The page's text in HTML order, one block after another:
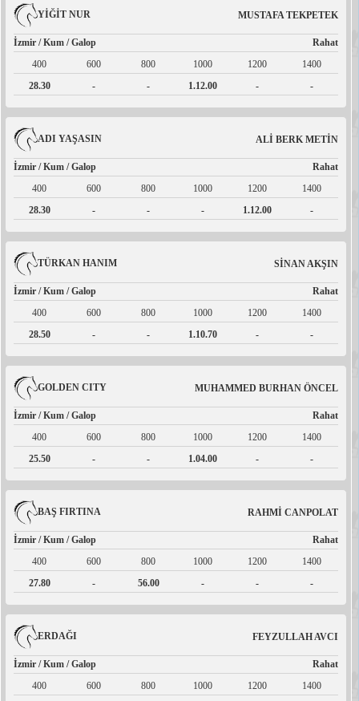
YİĞİT NUR MUSTAFA TEKPETEK
İzmir / Kum / Galop
Rahat
400
600 800 1000 1200
1400
28.30
- - 1.12.00 - -
ADI YAŞASIN ALİ BERK METİN
İzmir / Kum / Galop
Rahat
400
600 800 1000 1200
1400
28.30
- - - 1.12.00 -
TÜRKAN HANIM SİNAN AKŞIN
İzmir / Kum / Galop
Rahat
400
600 800 1000 1200
1400
28.50
- - 1.10.70 - -
GOLDEN CITY MUHAMMED BURHAN ÖNCEL
İzmir / Kum / Galop
Rahat
400
600 800 1000 1200
1400
25.50
- - 1.04.00 - -
BAŞ FIRTINA RAHMİ CANPOLAT
İzmir / Kum / Galop
Rahat
400
600 800 1000 1200
1400
27.80
- 56.00 - - -
ERDAĞI FEYZULLAH AVCI
İzmir / Kum / Galop
Rahat
400
600 800 1000 1200
1400